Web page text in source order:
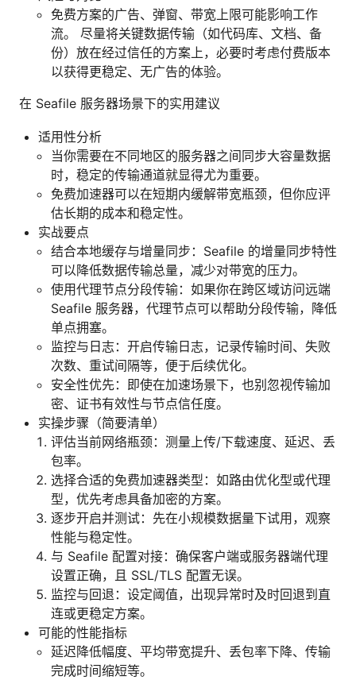
免费方案的广告、弹窗、带宽上限可能影响工作
流。 尽量将关键数据传输（如代码库、文档、备
份）放在经过信任的方案上，必要时考虑付费版本
以获得更稳定、无广告的体验。
在 Seafile 服务器场景下的实用建议
适用性分析
当你需要在不同地区的服务器之间同步大容量数据
时，稳定的传输通道就显得尤为重要。
免费加速器可以在短期内缓解带宽瓶颈，但你应评
估长期的成本和稳定性。
实战要点
结合本地缓存与增量同步：Seafile 的增量同步特性
可以降低数据传输总量，减少对带宽的压力。
使用代理节点分段传输：如果你在跨区域访问远端
Seafile 服务器，代理节点可以帮助分段传输，降低
单点拥塞。
监控与日志：开启传输日志，记录传输时间、失败
次数、重试间隔等，便于后续优化。
安全性优先：即使在加速场景下，也别忽视传输加
密、证书有效性与节点信任度。
实操步骤（简要清单）
评估当前网络瓶颈：测量上传/下载速度、延迟、丢
包率。
选择合适的免费加速器类型：如路由优化型或代理
型，优先考虑具备加密的方案。
逐步开启并测试：先在小规模数据量下试用，观察
性能与稳定性。
与 Seafile 配置对接：确保客户端或服务器端代理
设置正确，且 SSL/TLS 配置无误。
监控与回退：设定阈值，出现异常时及时回退到直
连或更稳定方案。
可能的性能指标
延迟降低幅度、平均带宽提升、丢包率下降、传输
完成时间缩短等。